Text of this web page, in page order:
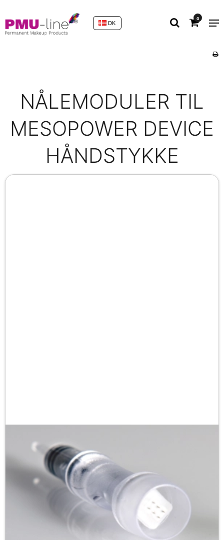
0
DK
NÅLEMODULER TIL
MESOPOWER DEVICE
HÅNDSTYKKE